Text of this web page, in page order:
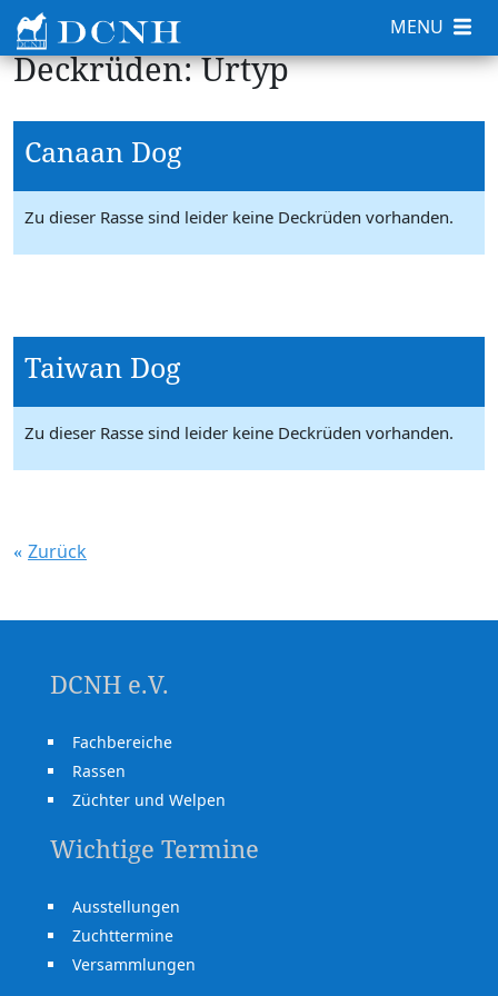
Deckrüden: Urtyp
Canaan Dog
Zu dieser Rasse sind leider keine Deckrüden vorhanden.
Taiwan Dog
Zu dieser Rasse sind leider keine Deckrüden vorhanden.
Zurück
DCNH e.V.
Fachbereiche
Rassen
Züchter und Welpen
Wichtige Termine
Ausstellungen
Zuchttermine
Versammlungen
MENU